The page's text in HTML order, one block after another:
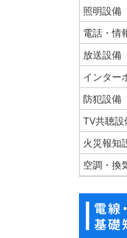
照明設備
電話・情
放送設備
インター
防犯設備
TV共聴設
火災報知
空調・換